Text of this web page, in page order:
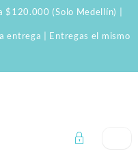
(Solo Medellín) |
entrega | Entregas el mismo